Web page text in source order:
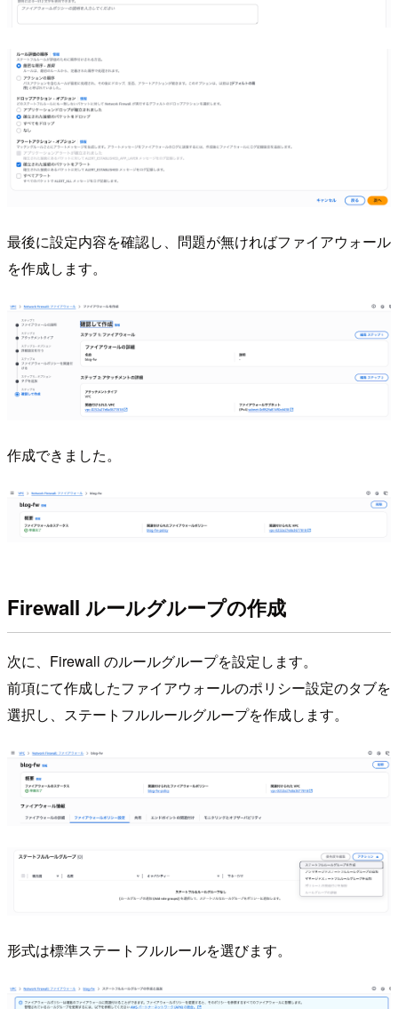
最後に設定内容を確認し、問題が無ければファイアウォール
を作成します。
作成できました。
Firewall ルールグループの作成
次に、Firewall のルールグループを設定します。
前項にて作成したファイアウォールのポリシー設定のタブを
選択し、ステートフルルールグループを作成します。
形式は標準ステートフルルールを選びます。